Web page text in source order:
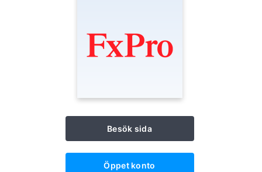
Besök sida
Öppet konto